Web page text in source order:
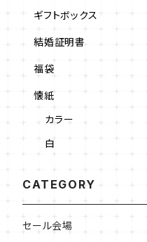
ギフトボックス
結婚証明書
福袋
懐紙
カラー
白
CATEGORY
セール会場